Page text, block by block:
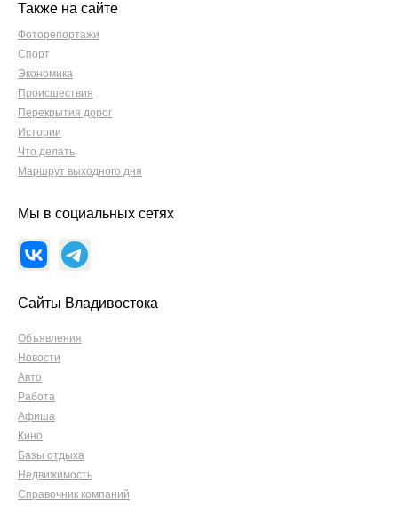
Также на сайте
Фоторепортажи
Спорт
Экономика
Происшествия
Перекрытия дорог
Истории
Что делать
Маршрут выходного дня
Мы в социальных сетях
Сайты Владивостока
Объявления
Новости
Авто
Работа
Афиша
Кино
Базы отдыха
Недвижимость
Справочник компаний